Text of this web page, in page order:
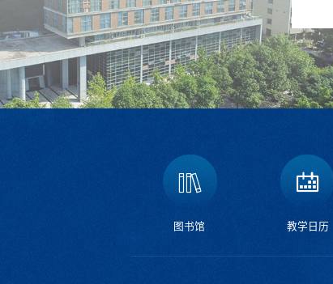
图书馆 教学日历